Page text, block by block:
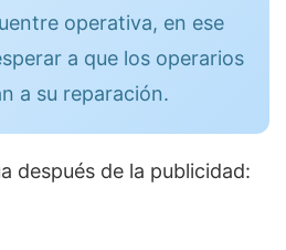
operativa, en ese
a que los operarios
a su reparación.
después de la publicidad: